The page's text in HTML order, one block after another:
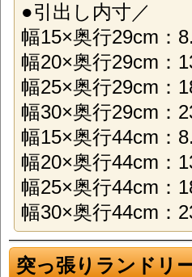
●引出し内寸／
幅15×奥行29cm：
幅20×奥行29cm：
幅25×奥行29cm：
幅30×奥行29cm：
幅15×奥行44cm：
幅20×奥行44cm：
幅25×奥行44cm：
幅30×奥行44cm：
突っ張りランドリ